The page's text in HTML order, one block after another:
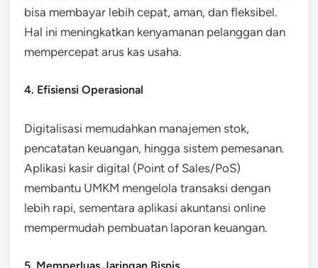
bisa membayar lebih cepat, aman, dan fleksibel.
Hal ini meningkatkan kenyamanan pelanggan dan
mempercepat arus kas usaha.
4. Efisiensi Operasional
Digitalisasi memudahkan manajemen stok,
pencatatan keuangan, hingga sistem pemesanan.
Aplikasi kasir digital (Point of Sales/PoS)
membantu UMKM mengelola transaksi dengan
lebih rapi, sementara aplikasi akuntansi online
mempermudah pembuatan laporan keuangan.
5. Memperluas Jaringan Bisnis